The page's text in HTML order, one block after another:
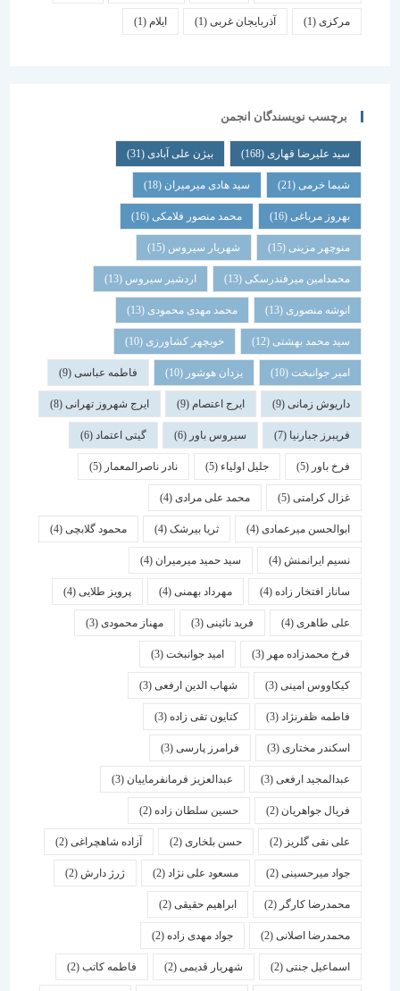
(1) آذربایجان غربی(1) ایلام
برچسب نویسندگان انجمن
سید علیرضا قهاری(168) بیژن علی آبادی(31)
شیما خرمی(21) سید هادی میرمیران(18)
بهروز مرباغی (16) محمد منصور فلامکی (16)
منوچهر مزینی(15) شهریار سیروس(15)
محمدامین میرفندرسکی(13) اردشیر سیروس(13)
انوشه منصوری(13) محمد مهدی محمودی(13)
سید محمد بهشتی(12) خوبچهر کشاورزی(10)
امیر جوانبخت(10) یزدان هوشور(10) فاطمه عباسی(9)
داریوش زمانی(9) ایرج اعتصام(9) ایرج شهروز تهرانی(8)
فریبرز جبارنیا(7) سیروس باور(6) گیتی اعتماد(6)
فرخ باور(5) جلیل اولیاء(5) نادر ناصرالمعمار (5)
غزال کرامتی(5) محمد علی مرادی(4)
ابوالحسن میرعمادی(4) ثریا بیرشک(4) محمود گلابچی(4)
نسیم ایرانمنش(4) سید حمید میرمیران(4)
ساناز افتخار زاده(4) مهرداد بهمنی (4) پرویز طلایی(4)
علی طاهری(4) فرید نائینی(3) مهناز محمودی(3)
فرخ محمدزاده مهر(3) امید جوانبخت(3)
کیکاووس امینی(3) شهاب الدین ارفعی(3)
فاطمه ظفرنژاد(3) کتایون تقی زاده(3)
اسكندر مختاری (3) فرامرز پارسی(3)
عبدالمجید ارفعی(3) عبدالعزیز فرمانفرماییان(3)
فریال جواهریان(2) حسین سلطان زاده(2)
علی نقی گلریز(2) حسن بلخاری(2) آزاده شاهچراغی(2)
جواد میرحسینی(2) مسعود علی نژاد(2) ژرژ دارش (2)
محمدرضا کارگر(2) ابراهیم حقیقی(2)
محمدرضا اصلانی(2) جواد مهدی زاده(2)
اسماعیل جنتی(2) شهریار قدیمی(2) فاطمه کاتب(2)